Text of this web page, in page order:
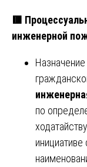
🟥
инженерной
по